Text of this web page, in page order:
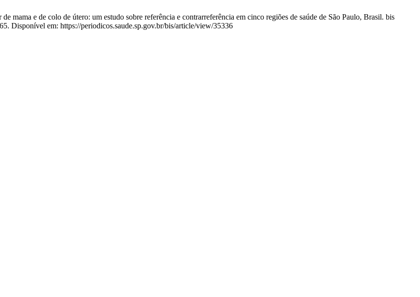
mama e de colo de útero: um estudo sobre referência e contrarreferência em cinco regiões de saúde de São Paulo, Brasil. bis
Disponível em: https://periodicos.saude.sp.gov.br/bis/article/view/35336